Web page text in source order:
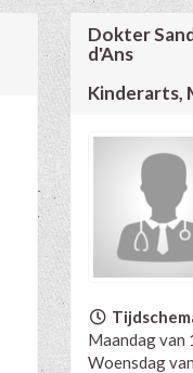
Dokter
d'Ans
Kinderarts,
Maandag
Woensdag